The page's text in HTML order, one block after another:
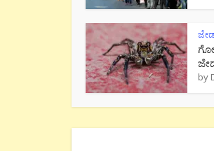
by